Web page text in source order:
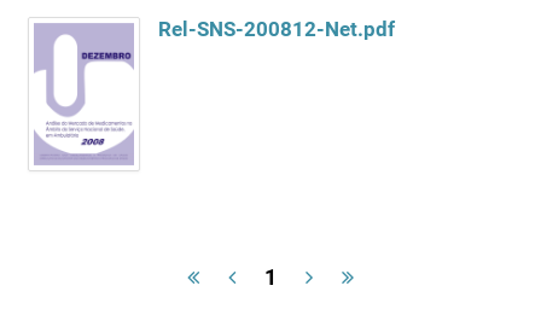
Rel-SNS-200812-Net.pdf
1